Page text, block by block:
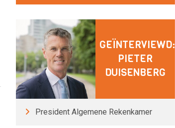
GEÏNTERVIEWD:
PIETER
DUISENBERG
President Algemene Rekenkamer